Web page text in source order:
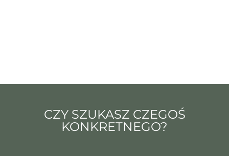
CZY SZUKASZ CZEGOŚ
KONKRETNEGO?